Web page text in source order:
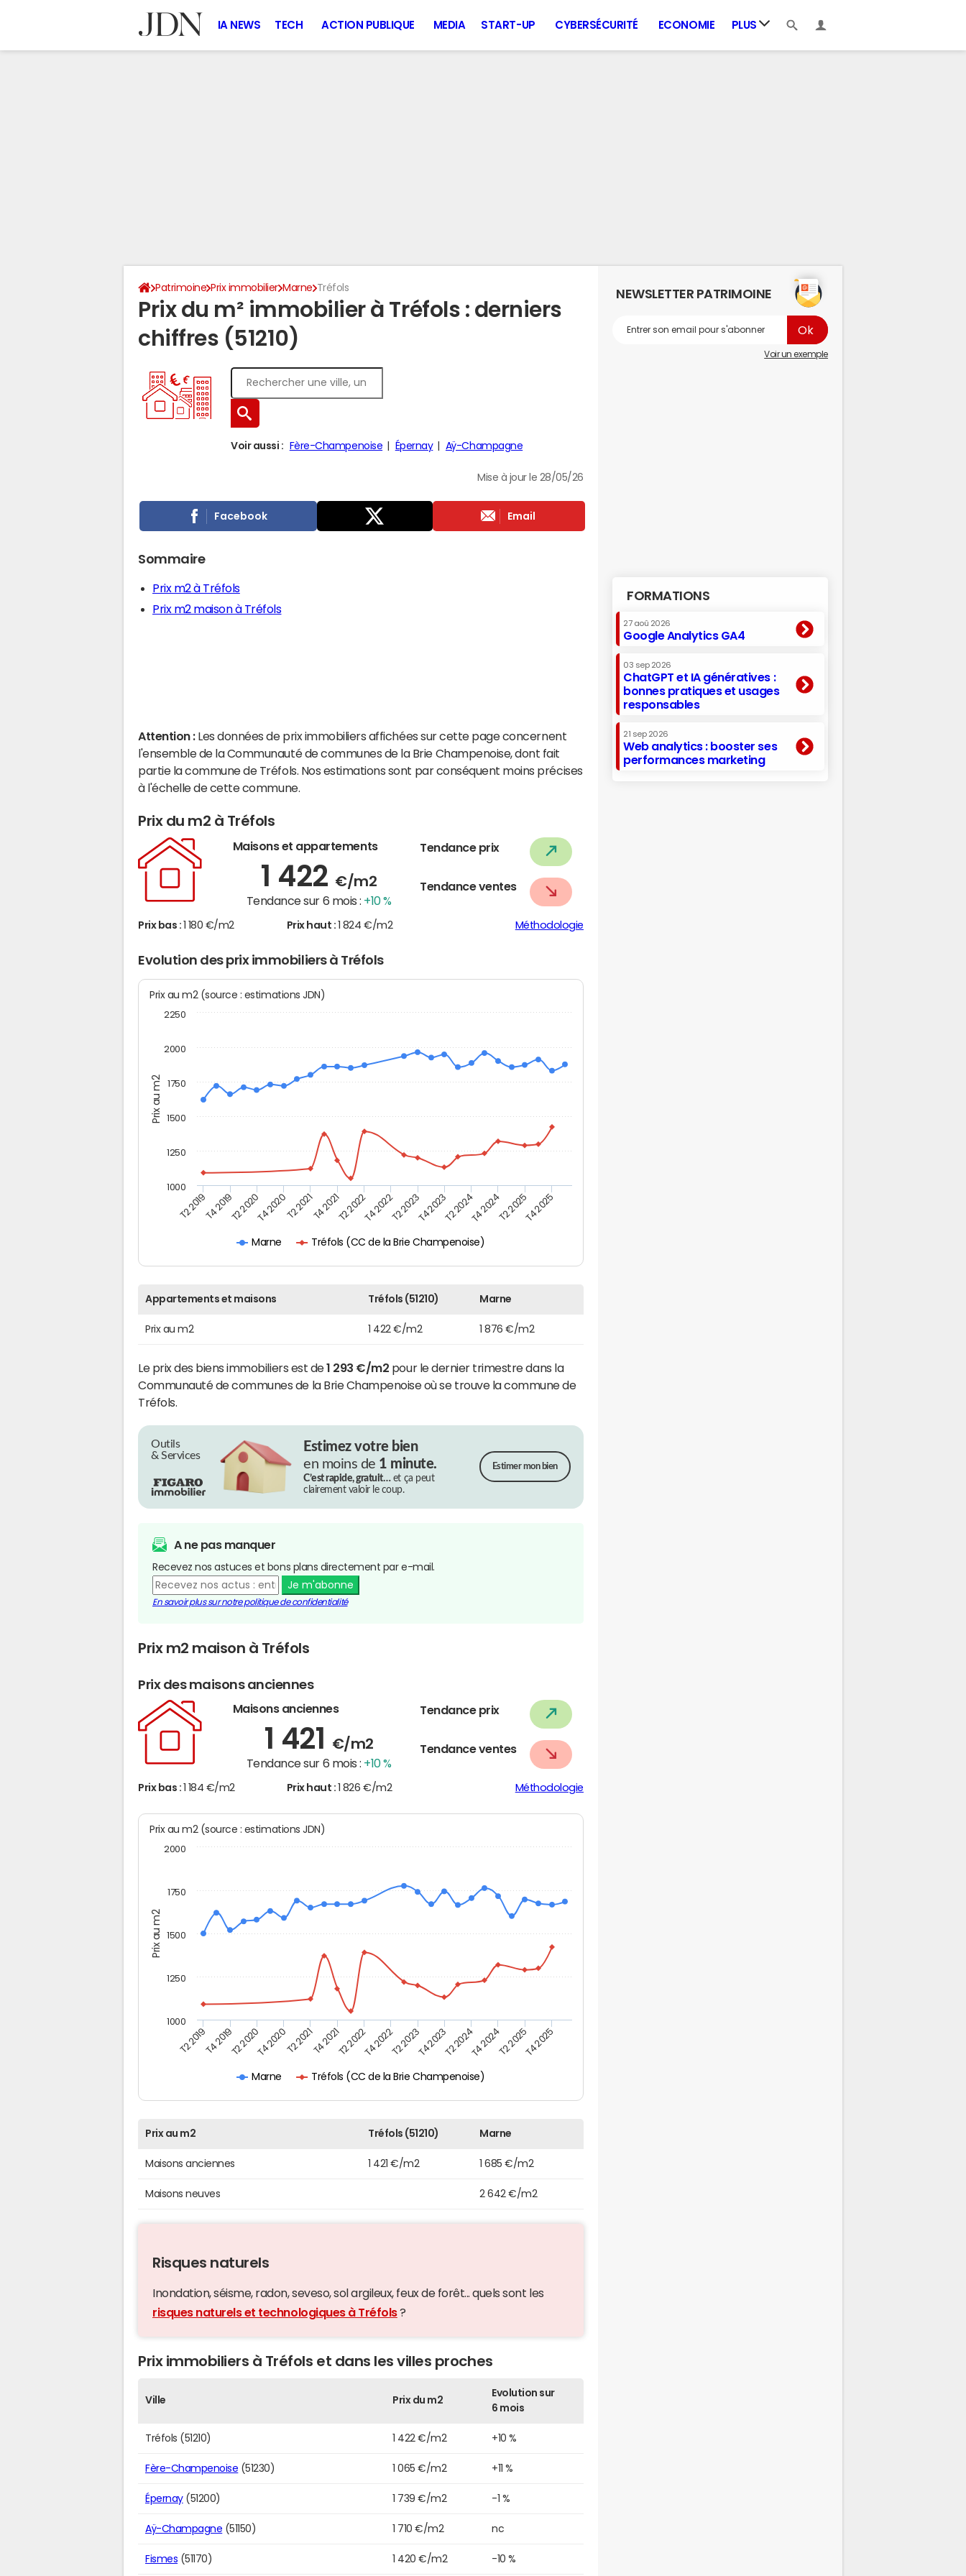
IA NEWS TECH ACTION PUBLIQUE MEDIA START-UP CYBERSÉCURITÉ ECONOMIE PLUS
Patrimoine Prix immobilier Marne Tréfols
Prix du m² immobilier à Tréfols : derniers
chiffres (51210)
Voir aussi : Fère-Champenoise Épernay Aÿ-Champagne
Mise à jour le 28/05/26
Facebook Email
Sommaire
Prix m2 à Tréfols
Prix m2 maison à Tréfols
Attention : Les données de prix immobiliers affichées sur cette page concernent
l'ensemble de la Communauté de communes de la Brie Champenoise, dont fait
partie la commune de Tréfols. Nos estimations sont par conséquent moins précises
à l'échelle de cette commune.
Prix du m2 à Tréfols
Maisons et appartements
1 422 €/m2
Tendance sur 6 mois : +10 %
Tendance prix
Tendance ventes
Prix bas : 1 180 €/m2 Prix haut : 1 824 €/m2 Méthodologie
Evolution des prix immobiliers à Tréfols
Prix au m2
Prix au m2 (source : estimations JDN)
Marne Tréfols (CC de la Brie Champenoise)
T2 2019T4 2019T2 2020T4 2020T2 2021T4 2021T2 2022T4 2022T2 2023T4 2023T2 2024T4 2024T2 2025T4 2025
1000
1250
1500
1750
2000
2250
Appartements et maisons Tréfols (51210) Marne
Prix au m2 1 422 €/m2 1 876 €/m2
Le prix des biens immobiliers est de1 293 €/m2 pour le dernier trimestre dans la
Communauté de communes de la Brie Champenoise où se trouve la commune de
Tréfols.
Outils
& Services
Estimez votre bien
en moins de 1 minute.
C’est rapide, gratuit…et ça peut
clairement valoir le coup.
Estimer mon bien
A ne pas manquer
Recevez nos astuces et bons plans directement par e-mail.
Je m'abonne
En savoir plus sur notre politique de confidentialité
Prix m2 maison à Tréfols
Prix des maisons anciennes
Maisons anciennes
1 421 €/m2
Tendance sur 6 mois : +10 %
Tendance prix
Tendance ventes
Prix bas : 1 184 €/m2 Prix haut : 1 826 €/m2 Méthodologie
Prix au m2
Prix au m2 (source : estimations JDN)
Marne Tréfols (CC de la Brie Champenoise)
T2 2019T4 2019T2 2020T4 2020T2 2021T4 2021T2 2022T4 2022T2 2023T4 2023T2 2024T4 2024T2 2025T4 2025
1000
2000
1250
1500
1750
Prix au m2 Tréfols (51210) Marne
Maisons anciennes 1 421 €/m2 1 685 €/m2
Maisons neuves 2 642 €/m2
Risques naturels
Inondation, séisme, radon, seveso, sol argileux, feux de forêt... quels sont les
risques naturels et technologiques à Tréfols?
Prix immobiliers à Tréfols et dans les villes proches
Ville Prix du m2
Evolution sur
6 mois
Tréfols (51210) 1 422 €/m2 +10 %
Fère-Champenoise (51230) 1 065 €/m2 +11 %
Épernay(51200) 1 739 €/m2 -1 %
Aÿ-Champagne (51150) 1 710 €/m2 nc
Fismes (51170) 1 420 €/m2 -10 %
NEWSLETTER PATRIMOINE
Voir un exemple
FORMATIONS
27 aoû 2026
Google Analytics GA4
03 sep 2026
ChatGPT et IA génératives :
bonnes pratiques et usages
responsables
21 sep 2026
Web analytics : booster ses
performances marketing